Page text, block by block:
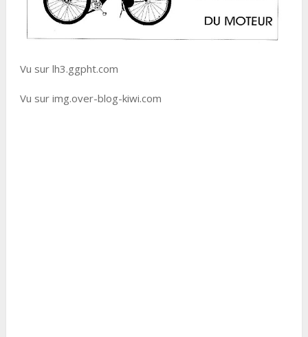
Vu sur lh3.ggpht.com
Vu sur img.over-blog-kiwi.com